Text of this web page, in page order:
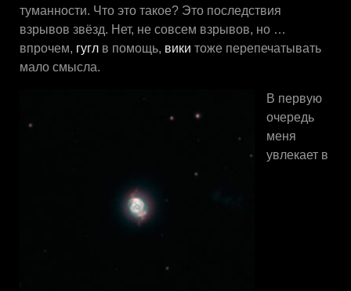
туманности. Что это такое? Это последствия
взрывов звёзд. Нет, не совсем взрывов, но …
впрочем, гугл в помощь, вики тоже перепечатывать
мало смысла.
В первую
очередь
меня
увлекает в